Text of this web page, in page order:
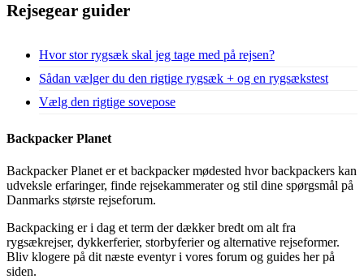
Rejsegear guider
Hvor stor rygsæk skal jeg tage med på rejsen?
Sådan vælger du den rigtige rygsæk + og en rygsækstest
Vælg den rigtige sovepose
Backpacker Planet
Backpacker Planet er et backpacker mødested hvor backpackers kan
udveksle erfaringer, finde rejsekammerater og stil dine spørgsmål på
Danmarks største rejseforum.
Backpacking er i dag et term der dækker bredt om alt fra
rygsækrejser, dykkerferier, storbyferier og alternative rejseformer.
Bliv klogere på dit næste eventyr i vores forum og guides her på
siden.